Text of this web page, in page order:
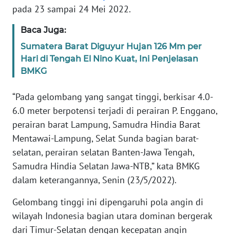
pada 23 sampai 24 Mei 2022.
Baca Juga:
Sumatera Barat Diguyur Hujan 126 Mm per
Hari di Tengah El Nino Kuat, Ini Penjelasan
BMKG
“Pada gelombang yang sangat tinggi, berkisar 4.0-
6.0 meter berpotensi terjadi di perairan P. Enggano,
perairan barat Lampung, Samudra Hindia Barat
Mentawai-Lampung, Selat Sunda bagian barat-
selatan, perairan selatan Banten-Jawa Tengah,
Samudra Hindia Selatan Jawa-NTB,” kata BMKG
dalam keterangannya, Senin (23/5/2022).
Gelombang tinggi ini dipengaruhi pola angin di
wilayah Indonesia bagian utara dominan bergerak
dari Timur-Selatan dengan kecepatan angin
Wahana
News
Regional
WN
SUMUT
WN
JAKARTA
WN
JABAR
BANTEN
WN
NTT